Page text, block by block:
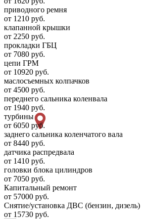
приводного ремня
от 1210 руб.
клапанной крышки
от 2250 руб.
прокладки ГБЦ
от 7080 руб.
цепи ГРМ
от 10920 руб.
маслосъемных колпачков
от 4500 руб.
переднего сальника коленвала
от 1940 руб.
турбины
от 6050 руб.
заднего сальника коленчатого вала
от 8440 руб.
датчика распредвала
от 1410 руб.
головки блока цилиндров
от 7050 руб.
Капитальный ремонт
от 57000 руб.
Снятие/установка ДВС (бензин, дизель)
от 15730 руб.